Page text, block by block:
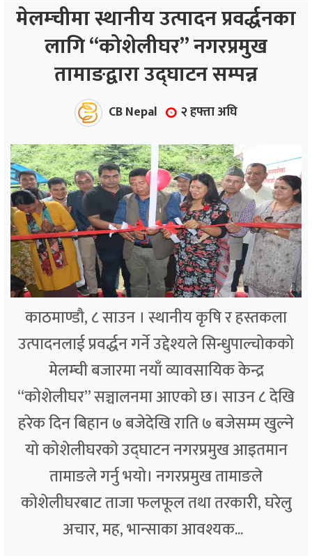
मेलम्चीमा स्थानीय उत्पादन प्रवर्द्धनका
लागि “कोशेलीघर” नगरप्रमुख
तामाङद्वारा उद्घाटन सम्पन्न
CB Nepal २ हफ्ता अघि
काठमाण्डौ, ८ साउन । स्थानीय कृषि र हस्तकला
उत्पादनलाई प्रवर्द्धन गर्ने उद्देश्यले सिन्धुपाल्चोकको
मेलम्ची बजारमा नयाँ व्यावसायिक केन्द्र
“कोशेलीघर” सञ्चालनमा आएको छ। साउन ८ देखि
हरेक दिन बिहान ७ बजेदेखि राति ७ बजेसम्म खुल्ने
यो कोशेलीघरको उद्घाटन नगरप्रमुख आइतमान
तामाङले गर्नु भयो। नगरप्रमुख तामाङले
कोशेलीघरबाट ताजा फलफूल तथा तरकारी, घरेलु
अचार, मह, भान्साका आवश्यक...